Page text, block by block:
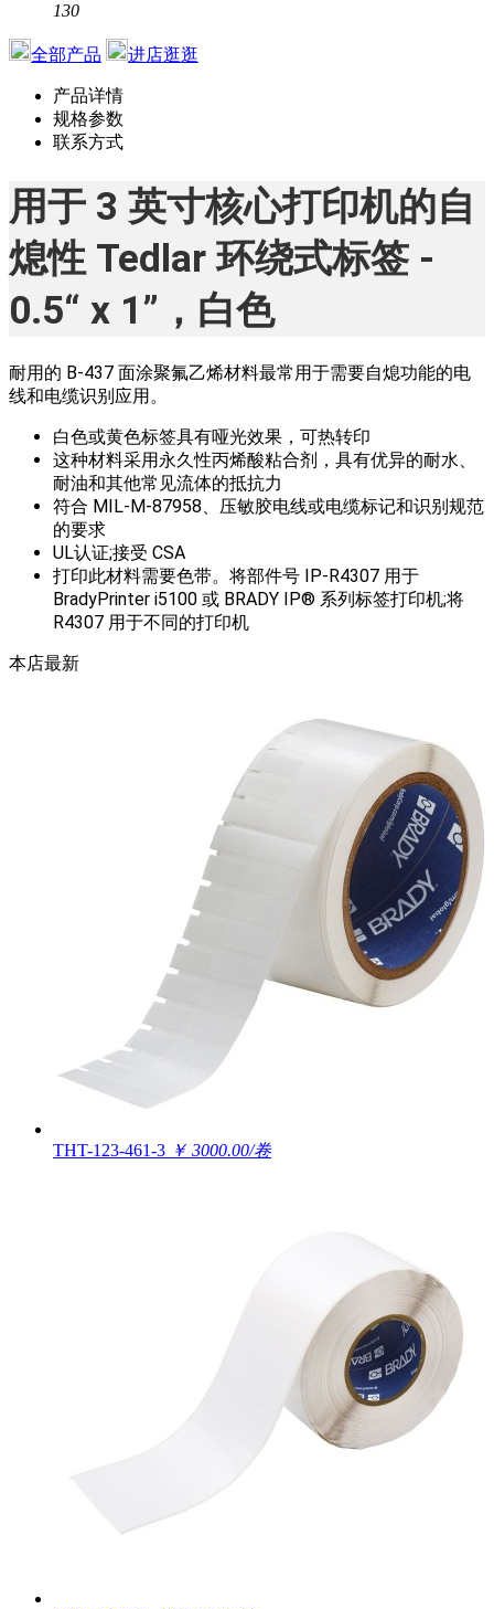
130
全部产品 进店逛逛
产品详情
规格参数
联系方式
用于 3 英寸核心打印机的自
熄性 Tedlar 环绕式标签 -
0.5“ x 1”，白色
耐用的 B-437 面涂聚氟乙烯材料最常用于需要自熄功能的电
线和电缆识别应用。
白色或黄色标签具有哑光效果，可热转印
这种材料采用永久性丙烯酸粘合剂，具有优异的耐水、
耐油和其他常见流体的抵抗力
符合 MIL-M-87958、压敏胶电线或电缆标记和识别规范
的要求
UL认证;接受 CSA
打印此材料需要色带。将部件号 IP-R4307 用于
BradyPrinter i5100 或 BRADY IP® 系列标签打印机;将
R4307 用于不同的打印机
本店最新
THT-123-461-3 ￥ 3000.00/卷